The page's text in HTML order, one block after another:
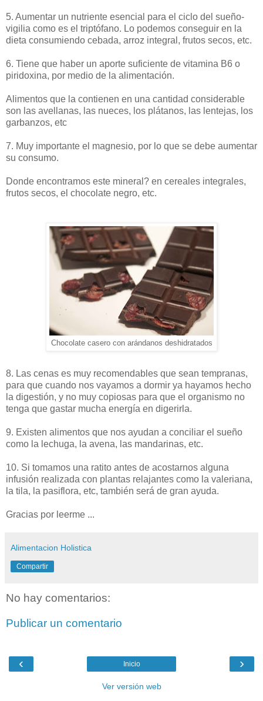
5. Aumentar un nutriente esencial para el ciclo del sueño-
vigilia como es el triptófano. Lo podemos conseguir en la
dieta consumiendo cebada, arroz integral, frutos secos, etc.
6. Tiene que haber un aporte suficiente de vitamina B6 o
piridoxina, por medio de la alimentación.
Alimentos que la contienen en una cantidad considerable
son las avellanas, las nueces, los plátanos, las lentejas, los
garbanzos, etc
7. Muy importante el magnesio, por lo que se debe aumentar
su consumo.
Donde encontramos este mineral? en cereales integrales,
frutos secos, el chocolate negro, etc.
Chocolate casero con arándanos deshidratados
8. Las cenas es muy recomendables que sean tempranas,
para que cuando nos vayamos a dormir ya hayamos hecho
la digestión, y no muy copiosas para que el organismo no
tenga que gastar mucha energía en digerirla.
9. Existen alimentos que nos ayudan a conciliar el sueño
como la lechuga, la avena, las mandarinas, etc.
10. Si tomamos una ratito antes de acostarnos alguna
infusión realizada con plantas relajantes como la valeriana,
la tila, la pasiflora, etc, también será de gran ayuda.
Gracias por leerme ...
Alimentacion Holistica
Compartir
No hay comentarios:
Publicar un comentario
‹ ›
Inicio
Ver versión web